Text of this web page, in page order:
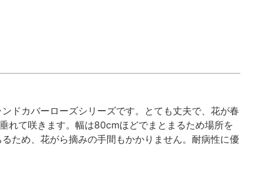
ドカバーローズシリーズです。とても丈夫で、花が春
れて咲きます。幅は80cmほどでまとまるため場所を
ため、花がら摘みの手間もかかりません。耐病性に優